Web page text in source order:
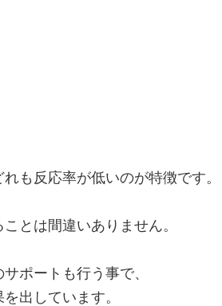
も反応率が低いのが特徴です。
とは間違いありません。
ポートも行う事で、
出しています。